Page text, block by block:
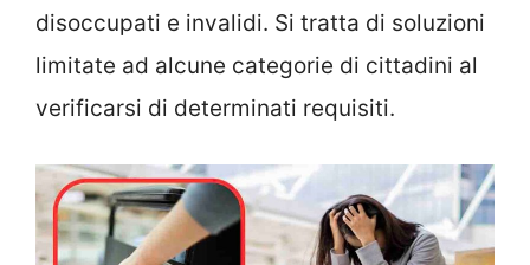
disoccupati e invalidi. Si tratta di soluzioni
limitate ad alcune categorie di cittadini al
verificarsi di determinati requisiti.